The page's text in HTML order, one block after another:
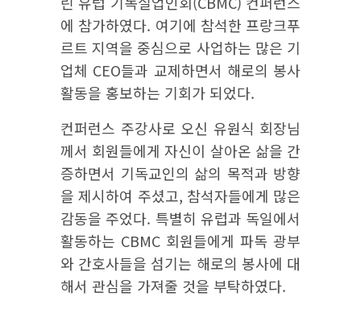
에 참가하였다. 여기에 참석한 프랑크푸
르트 지역을 중심으로 사업하는 많은 기
업체 CEO들과 교제하면서 해로의 봉사
활동을 홍보하는 기회가 되었다.
컨퍼런스 주강사로 오신 유원식 회장님
께서 회원들에게 자신이 살아온 삶을 간
증하면서 기독교인의 삶의 목적과 방향
을 제시하여 주셨고, 참석자들에게 많은
감동을 주었다. 특별히 유럽과 독일에서
활동하는 CBMC 회원들에게 파독 광부
와 간호사들을 섬기는 해로의 봉사에 대
해서 관심을 가져줄 것을 부탁하였다.